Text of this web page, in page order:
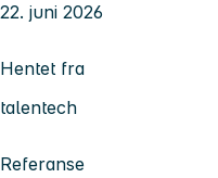
22. juni 2026
Hentet fra
talentech
Referanse